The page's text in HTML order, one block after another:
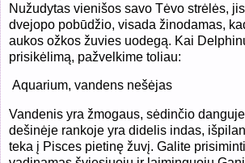
Nužudytas vienišos savo Tėvo strėlės,
dvejopo pobūdžio, visada žinodamas,
aukos ožkos žuvies uodegą. Kai
prisikėlimą, pažvelkime toliau:
Aquarium, vandens nešėjas
Vandenis yra žmogaus, sėdinčio
dešinėje rankoje yra didelis indas,
teka į Pisces pietinę žuvį. Galite